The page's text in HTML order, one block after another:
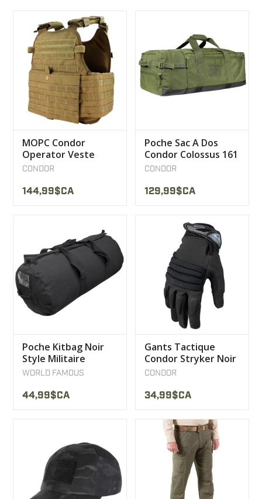
MOPC Condor
Operator Veste
Plate Carrier
CONDOR
144,99$CA
Poche Sac A Dos
Condor Colossus 161
CONDOR
129,99$CA
Poche Kitbag Noir
Style Militaire
Canadien World
WORLD FAMOUS
44,99$CA
Gants Tactique
Condor Stryker Noir
CONDOR
34,99$CA